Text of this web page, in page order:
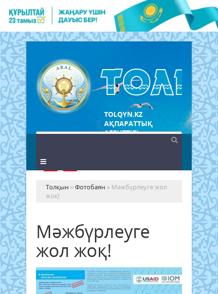
TOLQYN.KZ
АҚПАРАТТЫҚ
АГЕНТТІГІ
Толқын »Фотобаян » Мәжбүрлеуге жол
жоқ!
Мәжбүрлеуге
жол жоқ!